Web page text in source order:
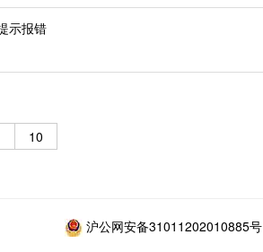
示报错
10
沪公网安备31011202010885号